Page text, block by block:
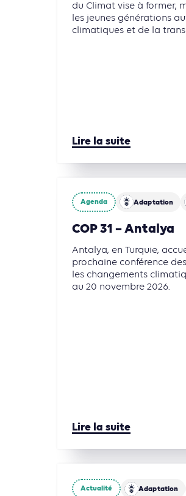
du Climat vise à former,
les jeunes générations
climatiques et de la
Lire la suite
Agenda Adaptation
COP 31 – Antalya
Antalya, en Turquie,
prochaine conférence
les changements
au 20 novembre 2026.
Lire la suite
Actualité Adaptation